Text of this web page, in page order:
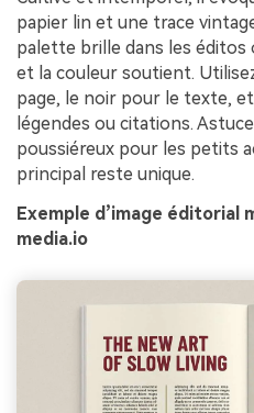
papier lin et une trace
palette brille dans les éditos
et la couleur soutient.
page, le noir pour le texte,
légendes ou citations.
poussiéreux pour les petits
principal reste unique.
Exemple d’image éditorial
media.io